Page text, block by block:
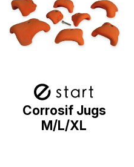
Corrosif Jugs
M/L/XL